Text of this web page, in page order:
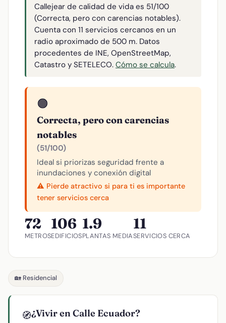
Callejear de calidad de vida es 51/100
(Correcta, pero con carencias notables).
Cuenta con 11 servicios cercanos en un
radio aproximado de 500 m. Datos
procedentes de INE, OpenStreetMap,
Catastro y SETELECO. Cómo se calcula.
🟠
Correcta, pero con carencias
notables
(51/100)
Ideal si priorizas seguridad frente a
inundaciones y conexión digital
⚠️ Pierde atractivo si para ti es importante
tener servicios cerca
72
METROS
106
EDIFICIOS
1.9
PLANTAS MEDIA
11
SERVICIOS CERCA
🏡 Residencial
🧭¿Vivir en Calle Ecuador?